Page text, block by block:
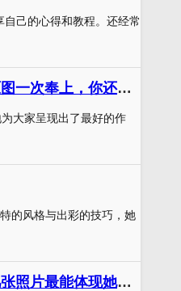
己的心得和教程。还经常
万众期待的阿包也是兔娘cos甘雨，精美原图一次奉上，你还在等什么？
大家呈现出了最好的作
的风格与出彩的技巧，她
阿包也是兔娘原神中二皇女系列cos，这几张照片最能体现她的气质